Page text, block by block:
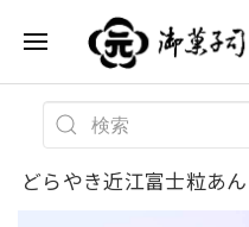
どらやき近江富士粒あ